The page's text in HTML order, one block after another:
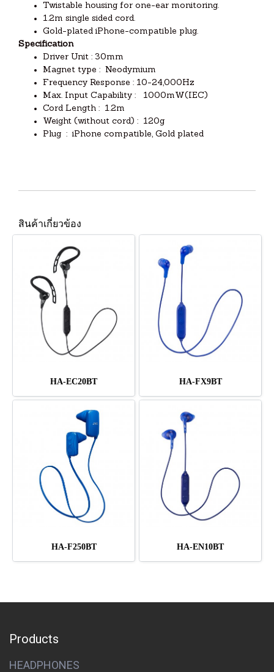
Twistable housing for one-ear monitoring.
1.2m single sided cord.
Gold-plated iPhone-compatible plug.
Specification
Driver Unit : 30mm
Magnet type : Neodymium
Frequency Response : 10-24,000Hz
Max. Input Capability : 1000mW(IEC)
Cord Length : 1.2m
Weight (without cord) : 120g
Plug : iPhone compatible, Gold plated
สินค้าเกี่ยวข้อง
HA-EC20BT HA-FX9BT
HA-F250BT HA-EN10BT
Products
HEADPHONES